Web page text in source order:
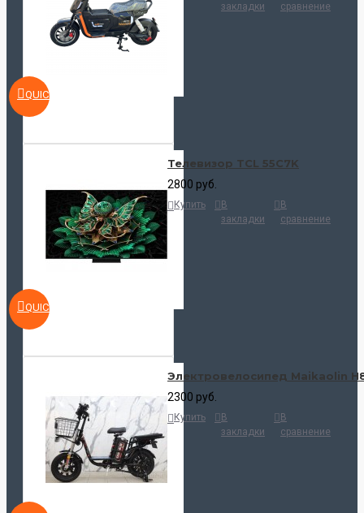
QUICKVIEW
закладки
сравнение
QUICKVIEW
Телевизор TCL 55C7K
2800 руб.
Купить
В
закладки
В
сравнение
Электровелосипед Maikaolin
2300 руб.
Купить
В
закладки
В
сравнение